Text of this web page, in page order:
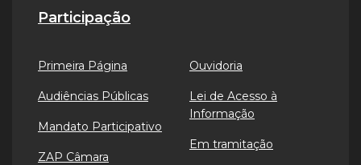
Participação
Primeira Página
Audiências Públicas
Mandato Participativo
ZAP Câmara
Ouvidoria
Lei de Acesso à
Informação
Em tramitação